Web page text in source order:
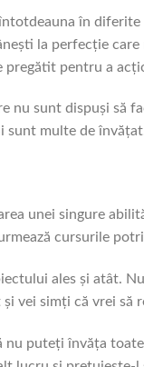
în
la perfecție
pentru a
nu sunt dispuși să
sunt multe de
unei singure
cursurile
ales și atât.
vei simți că vrei să
nu puteți învăța